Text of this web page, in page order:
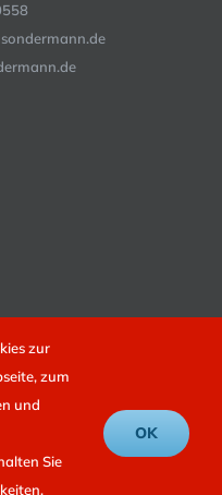
| Umsetzung
zur
zum
und
Sie
OK